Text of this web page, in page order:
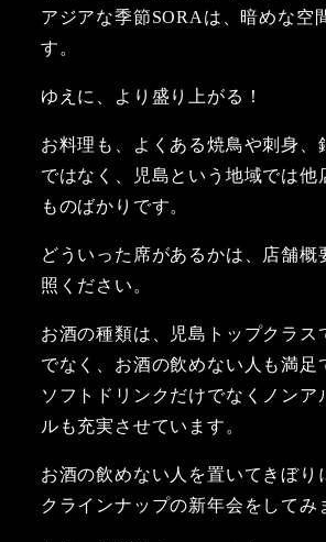
アジアな季節SORAは、暗めな空
す。
ゆえに、より盛り上がる！
お料理も、よくある焼鳥や刺身、
ではなく、児島という地域では他
ものばかりです。
どういった席があるかは、店舗概
照ください。
お酒の種類は、児島トップクラス
でなく、お酒の飲めない人も満足
ソフトドリンクだけでなくノンア
ルも充実させています。
お酒の飲めない人を置いてきぼり
クラインナップの新年会をしてみ